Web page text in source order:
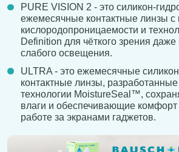
PURE VISION 2 - это силикон-
ежемесячные контактные линзы
кислородопроницаемости и
Definition для чёткого зрения даже
слабого освещения.
ULTRA - это ежемесячные
контактные линзы,
технологии MoistureSeal™,
влаги и обеспечивающие комфорт
работе за экранами гаджетов.